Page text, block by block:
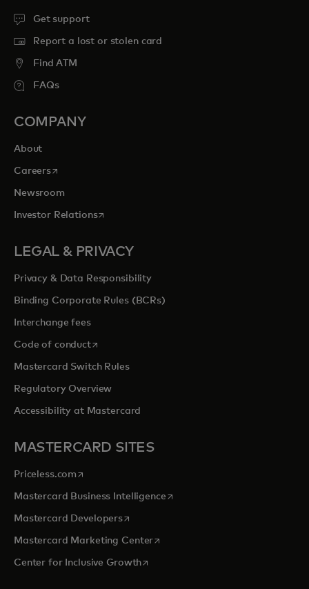
Get support
Report a lost or stolen card
Find ATM
FAQs
COMPANY
About
Careersopens in a new tab
Newsroom
Investor Relationsopens in a new tab
LEGAL & PRIVACY
Privacy & Data Responsibility
Binding Corporate Rules (BCRs)
Interchange fees
Code of conductopens in a new tab
Mastercard Switch Rules
Regulatory Overview
Accessibility at Mastercard
MASTERCARD SITES
Priceless.com opens in a new tab
Mastercard Business Intelligenceopens in a new tab
Mastercard Developersopens in a new tab
Mastercard Marketing Centeropens in a new tab
Center for Inclusive Growthopens in a new tab